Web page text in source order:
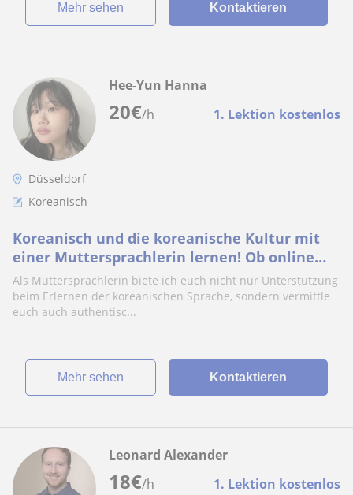
Mehr sehen Kontaktieren
20€/h 1. Lektion kostenlos
Hee-Yun Hanna
Düsseldorf
Koreanisch
Koreanisch und die koreanische Kultur mit
einer Muttersprachlerin lernen! Ob online
oder persönlich in Düsseldorf!
Als Muttersprachlerin biete ich euch nicht nur Unterstützung
beim Erlernen der koreanischen Sprache, sondern vermittle
euch auch authentisc...
Mehr sehen Kontaktieren
18€/h 1. Lektion kostenlos
Leonard Alexander